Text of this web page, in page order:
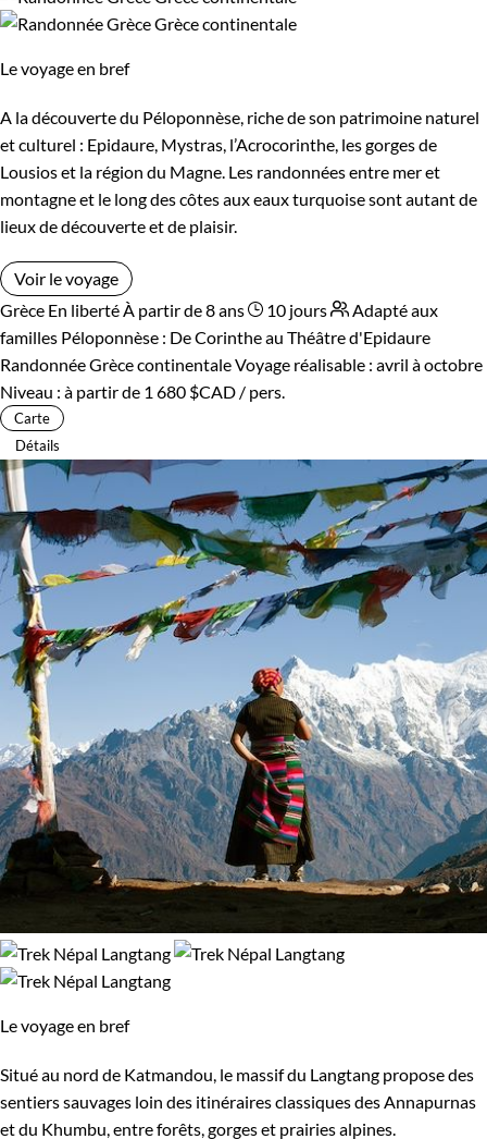
Le voyage en bref
A la découverte du Péloponnèse, riche de son patrimoine naturel
et culturel : Epidaure, Mystras, l’Acrocorinthe, les gorges de
Lousios et la région du Magne. Les randonnées entre mer et
montagne et le long des côtes aux eaux turquoise sont autant de
lieux de découverte et de plaisir.
Voir le voyage
Grèce En liberté À partir de 8 ans 10 jours
Adapté aux
familles Péloponnèse : De Corinthe au Théâtre d'Epidaure
Randonnée Grèce continentaleVoyage réalisable : avril à octobre
Niveau : à partir de 1 680 $CAD / pers.
Carte
Détails
Le voyage en bref
Situé au nord de Katmandou, le massif du Langtang propose des
sentiers sauvages loin des itinéraires classiques des Annapurnas
et du Khumbu, entre forêts, gorges et prairies alpines.